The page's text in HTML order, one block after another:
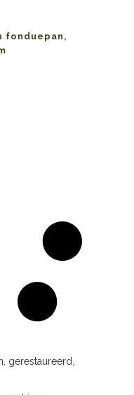
fonduepan,